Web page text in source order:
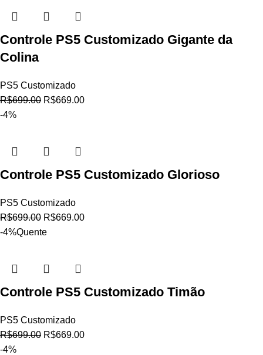
Controle PS5 Customizado Gigante da
Colina
PS5 Customizado
R$699.00 R$669.00
-4%
Controle PS5 Customizado Glorioso
PS5 Customizado
R$699.00 R$669.00
-4%Quente
Controle PS5 Customizado Timão
PS5 Customizado
R$699.00 R$669.00
-4%